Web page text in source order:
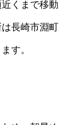
くまで移動
長崎市淵町
す。